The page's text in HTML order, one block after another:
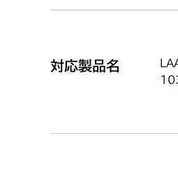
対応製品名